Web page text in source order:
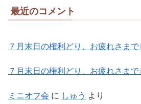
最近のコメント
７月末日の権利どり、お疲れさまで
７月末日の権利どり、お疲れさまで
ミニオフ会 に しゅう より